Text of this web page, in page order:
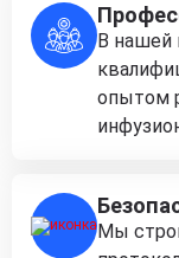
В нашей
опытом
Мы